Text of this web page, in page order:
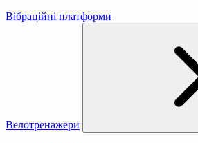
Вібраційні платформи
Велотренажери